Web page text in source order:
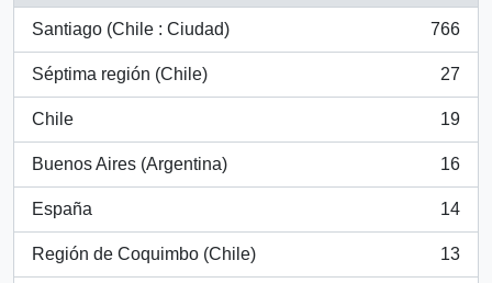
Santiago (Chile : Ciudad)
, 766 results
766
Séptima región (Chile)
, 27 results
27
Chile
, 19 results
19
Buenos Aires (Argentina)
, 16 results
16
España
, 14 results
14
Región de Coquimbo (Chile)
, 13 results
13